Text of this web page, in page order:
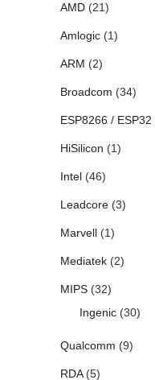
AMD(21)
Amlogic(1)
ARM (2)
Broadcom (34)
ESP8266 / ESP32
HiSilicon (1)
Intel(46)
Leadcore(3)
Marvell(1)
Mediatek(2)
MIPS(32)
Ingenic(30)
Qualcomm (9)
RDA(5)